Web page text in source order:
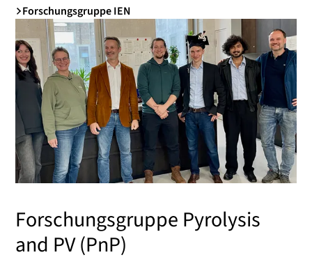
Forschungsgruppe IEN
Forschungsgruppe Pyrolysis
and PV (PnP)